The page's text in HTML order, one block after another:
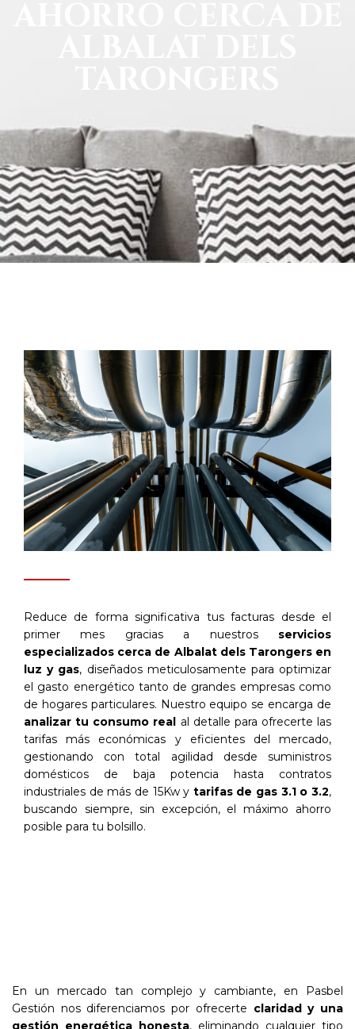
Reduce de forma significativa tus facturas desde el
primer mes gracias a nuestros servicios
especializados cerca de Albalat dels Tarongers en
luz y gas, diseñados meticulosamente para optimizar
el gasto energético tanto de grandes empresas como
de hogares particulares. Nuestro equipo se encarga de
analizar tu consumo real al detalle para ofrecerte las
tarifas más económicas y eficientes del mercado,
gestionando con total agilidad desde suministros
domésticos de baja potencia hasta contratos
industriales de más de 15Kw y tarifas de gas 3.1 o 3.2,
buscando siempre, sin excepción, el máximo ahorro
posible para tu bolsillo.
En un mercado tan complejo y cambiante, en Pasbel
Gestión nos diferenciamos por ofrecerte claridad y una
gestión energética honesta, eliminando cualquier tipo